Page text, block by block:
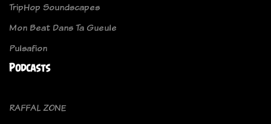
TripHop Soundscapes
Mon Beat Dans Ta Gueule
Pulsafion
Podcasts
RAFFAL ZONE